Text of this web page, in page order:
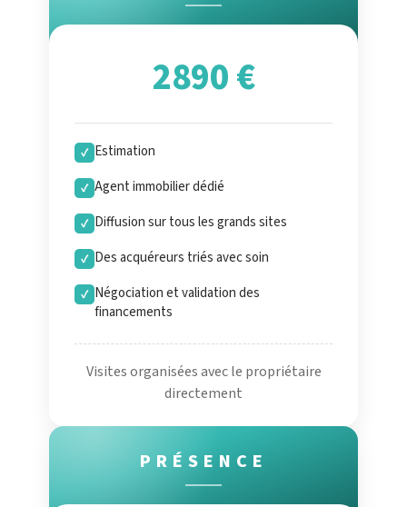
2890 €
✓ Estimation
✓ Agent immobilier dédié
✓ Diffusion sur tous les grands sites
✓ Des acquéreurs triés avec soin
✓ Négociation et validation des
financements
Visites organisées avec le propriétaire
directement
PRÉSENCE